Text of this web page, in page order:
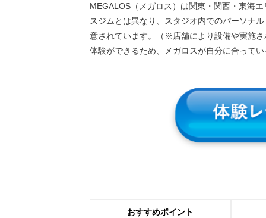
MEGALOS（メガロス）は関東・関西・東海
スジムとは異なり、スタジオ内でのパーソナ
意されています。（※店舗により設備や実施
体験ができるため、メガロスが自分に合って
おすすめポイント